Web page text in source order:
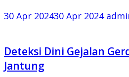
30 Apr 202430 Apr 2024
Deteksi Dini Gejalan
Jantung